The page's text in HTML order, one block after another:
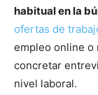
habitual en la
ofertas de
empleo online o
concretar
nivel laboral.